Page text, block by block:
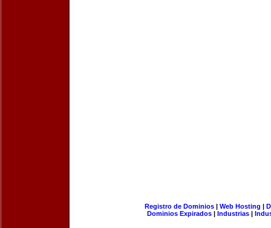
Registro de Dominios| Web Hosting |
Dominios Expirados | Industrias |